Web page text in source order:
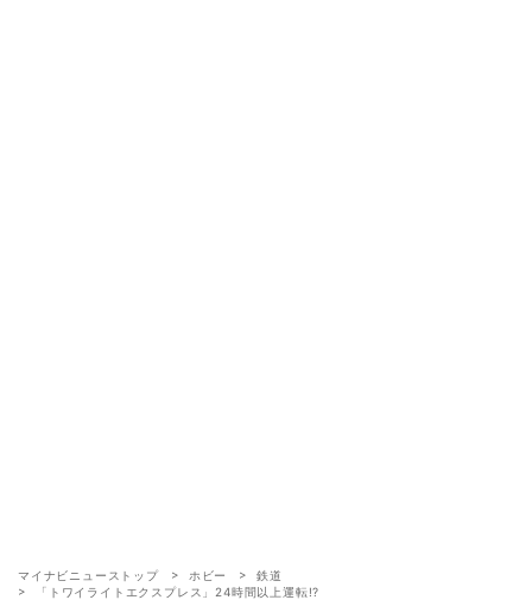
マイナビニューストップ ホビー
鉄道
「トワイライトエクスプレス」24時間以上運転!?